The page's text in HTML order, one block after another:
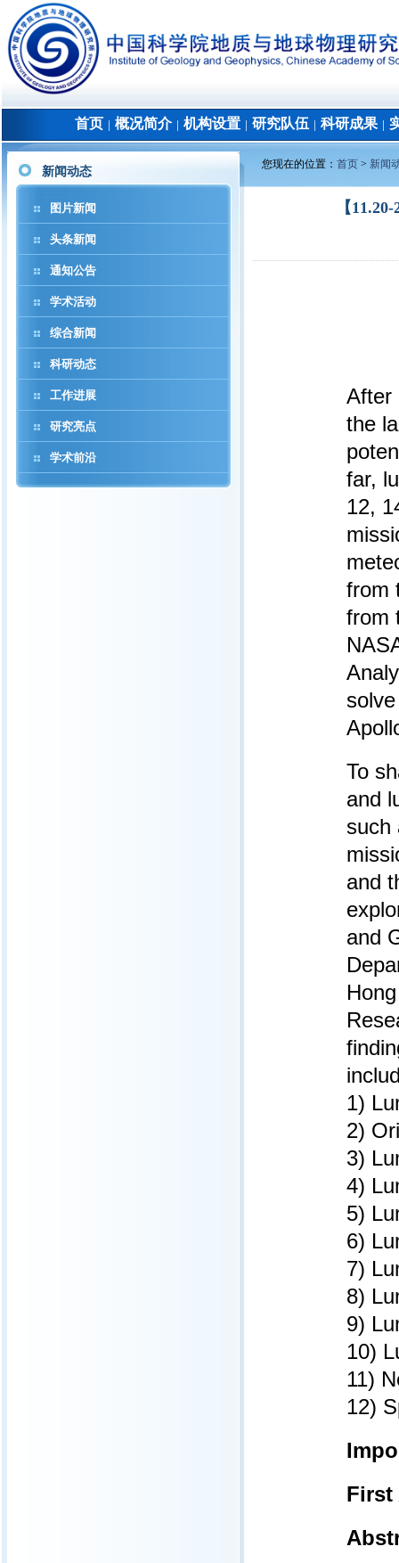
首页 概况简介│ 机构设置 研究队伍 科研成果│
新闻动态
图片新闻
头条新闻
通知公告
学术活动
综合新闻
科研动态
工作进展
研究亮点
学术前沿
您现在的位置： 首页 > 新闻
【
After
the
far,
12,
from
from
To
and
such
and
and
1)
2)
3)
4)
5)
6)
7)
8)
9)
10)
11)
12)
First